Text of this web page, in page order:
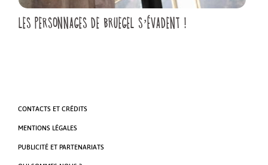
LES PERSONNAGES DE BRUEGEL S’ÉVADENT !
CONTACTS ET CRÉDITS
MENTIONS LÉGALES
PUBLICITÉ ET PARTENARIATS